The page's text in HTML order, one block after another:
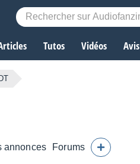
Tutos Vidéos Avis
DT
annonces Forums